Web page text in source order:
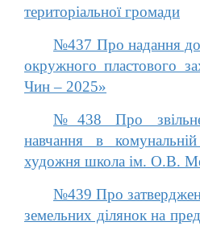
територіальної громади
№437 Про надання
окружного пластового
Чин – 2025»
№438 Про
навчання в
художня школа ім. О.В.
№439 Про
земельних ділянок на